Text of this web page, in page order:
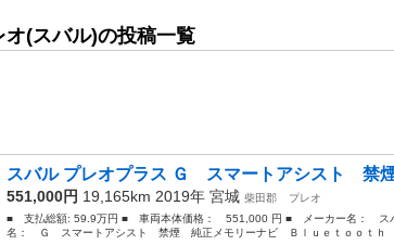
オ(スバル)の投稿一覧
スバル プレオプラス Ｇ スマートアシスト 禁
551,000円 19,165km 2019年 宮城 柴田郡
プレオ
■ 支払総額: 59.9万円 ■ 車両本体価格： 551,000 円 ■ メーカー名：
名： Ｇ スマートアシスト 禁煙 純正メモリーナビ Ｂｌｕｅｔｏｏｔｈ